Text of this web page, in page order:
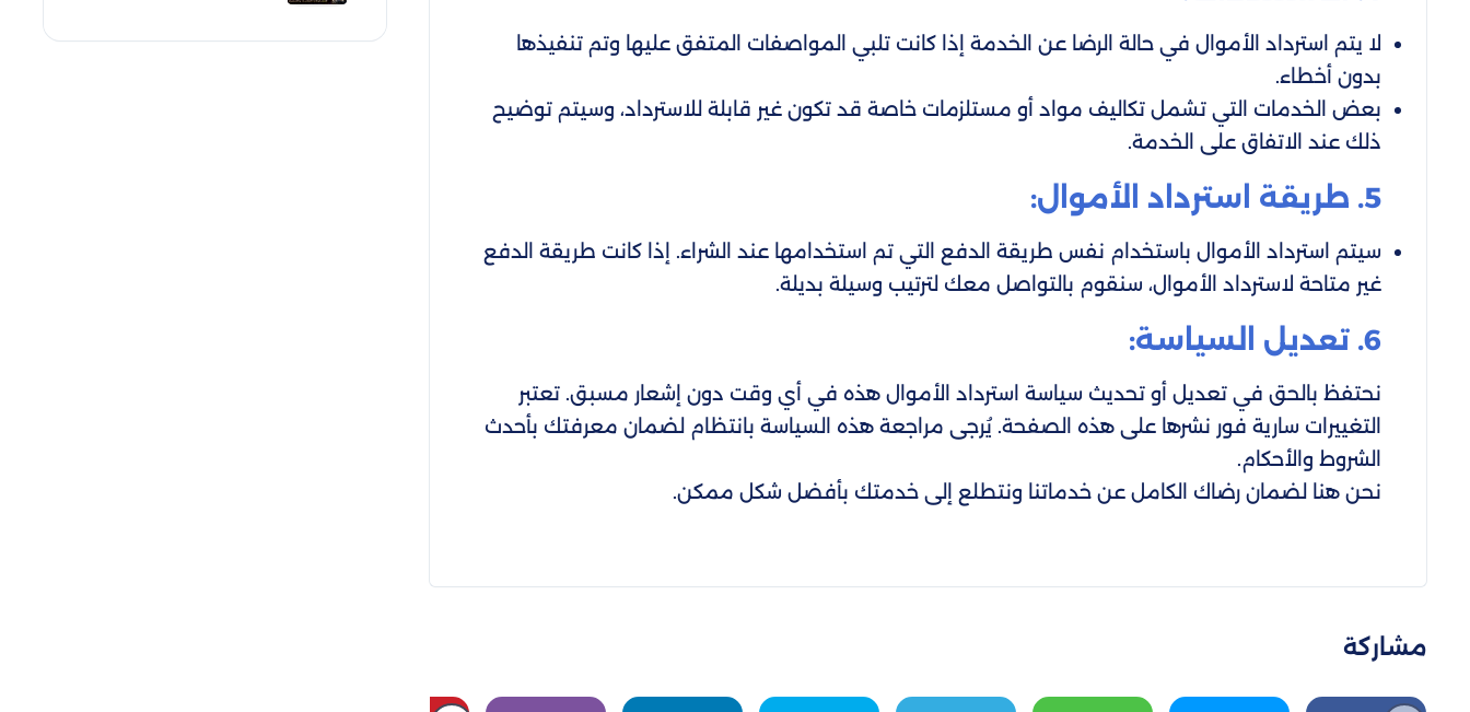
لا يتم استرداد الأموال في حالة الرضا عن الخدمة إذا كانت تلبي المواصفات المتفق عليها وتم تنفيذها
بدون أخطاء.
بعض الخدمات التي تشمل تكاليف مواد أو مستلزمات خاصة قد تكون غير قابلة للاسترداد، وسيتم توضيح
ذلك عند الاتفاق على الخدمة.
5. طريقة استرداد الأموال:
سيتم استرداد الأموال باستخدام نفس طريقة الدفع التي تم استخدامها عند الشراء. إذا كانت طريقة الدفع
غير متاحة لاسترداد الأموال، سنقوم بالتواصل معك لترتيب وسيلة بديلة.
6. تعديل السياسة:
نحتفظ بالحق في تعديل أو تحديث سياسة استرداد الأموال هذه في أي وقت دون إشعار مسبق. تعتبر
التغييرات سارية فور نشرها على هذه الصفحة. يُرجى مراجعة هذه السياسة بانتظام لضمان معرفتك بأحدث
الشروط والأحكام.
نحن هنا لضمان رضاك الكامل عن خدماتنا ونتطلع إلى خدمتك بأفضل شكل ممكن.
مشاركة